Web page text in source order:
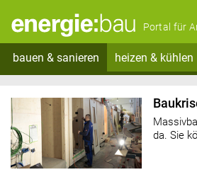
Portal für
bauen & sanieren heizen & kühlen
da. Sie